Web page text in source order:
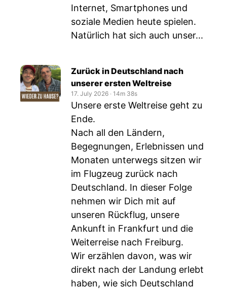
Internet, Smartphones und
soziale Medien heute spielen.
Natürlich hat sich auch unser...
Zurück in Deutschland nach
unserer ersten Weltreise
17. July 2026 ‧ 14m 38s
Unsere erste Weltreise geht zu
Ende.
Nach all den Ländern,
Begegnungen, Erlebnissen und
Monaten unterwegs sitzen wir
im Flugzeug zurück nach
Deutschland. In dieser Folge
nehmen wir Dich mit auf
unseren Rückflug, unsere
Ankunft in Frankfurt und die
Weiterreise nach Freiburg.
Wir erzählen davon, was wir
direkt nach der Landung erlebt
haben, wie sich Deutschland